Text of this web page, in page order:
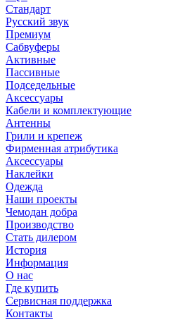
Стандарт
Русский звук
Премиум
Сабвуферы
Активные
Пассивные
Подседельные
Аксессуары
Кабели и комплектующие
Антенны
Грили и крепеж
Фирменная атрибутика
Аксессуары
Наклейки
Одежда
Наши проекты
Чемодан добра
Производство
Стать дилером
История
Информация
О нас
Где купить
Сервисная поддержка
Контакты